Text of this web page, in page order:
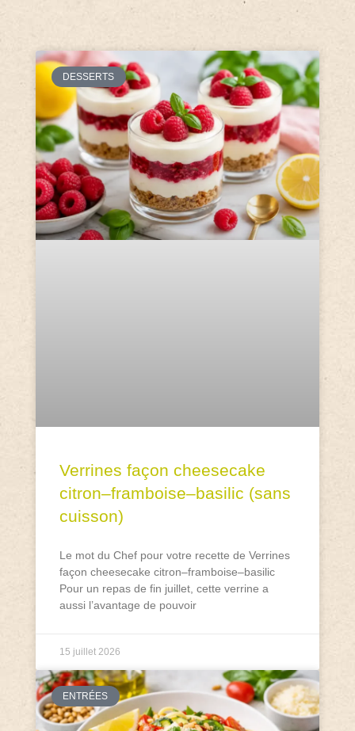
DESSERTS
Verrines façon cheesecake
citron–framboise–basilic (sans
cuisson)
Le mot du Chef pour votre recette de Verrines
façon cheesecake citron–framboise–basilic
Pour un repas de fin juillet, cette verrine a
aussi l’avantage de pouvoir
15 juillet 2026
ENTRÉES